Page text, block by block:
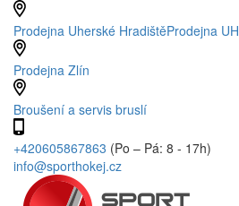
Prodejna Uherské HradištěProdejna UH
Prodejna Zlín
Broušení a servis bruslí
+420605867863 (Po – Pá: 8 - 17h)
info@sporthokej.cz